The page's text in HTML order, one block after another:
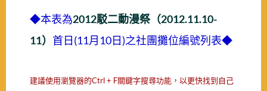
◆本表為2012駁二動漫祭（2012.11.10-
11） 首日(11月10日)之社團攤位編號列表◆
建議使用瀏覽器的Ctrl + F關鍵字搜尋功能，以更快找到自己